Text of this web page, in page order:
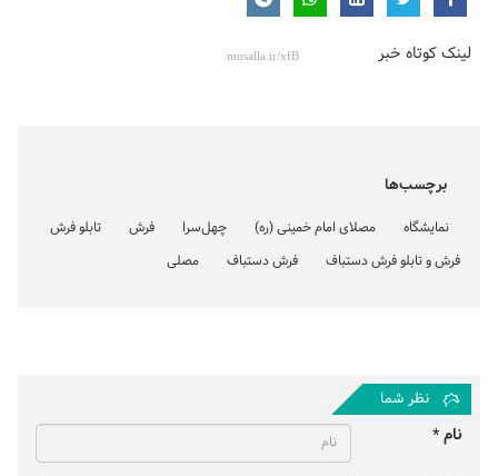
لینک کوتاه خبر
برچسب‌ها
نمایشگاه مصلای امام خمینی (ره) چهل‌سرا فرش
تابلو فرش
فرش و تابلو فرش دستباف
فرش دستباف مصلی
نظر شما
نام *